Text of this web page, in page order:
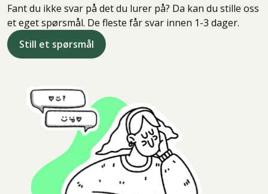
Fant du ikke svar på det du lurer på? Da kan du stille oss
et eget spørsmål. De fleste får svar innen 1-3 dager.
Still et spørsmål